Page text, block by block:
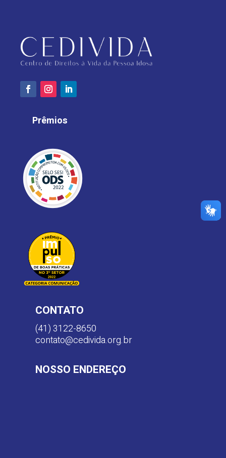
Prêmios
CONTATO
(41) 3122-8650
contato@cedivida.org.br
NOSSO ENDEREÇO